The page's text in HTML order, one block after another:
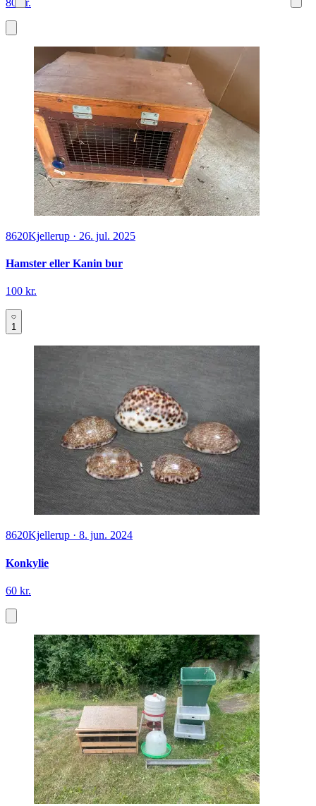
80 kr.
8620Kjellerup · 26. jul. 2025
Hamster eller Kanin bur
100 kr.
1
8620Kjellerup · 8. jun. 2024
Konkylie
60 kr.